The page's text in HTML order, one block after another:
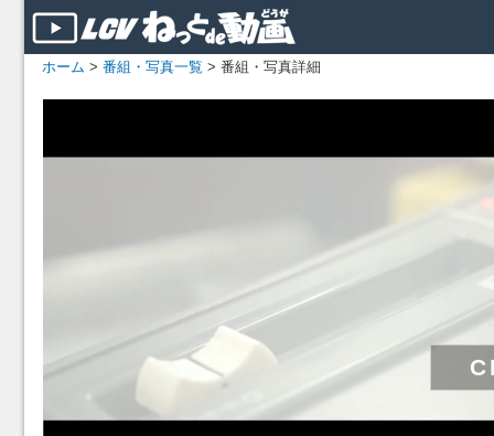
ホーム > 番組・写真一覧 > 番組・写真詳細